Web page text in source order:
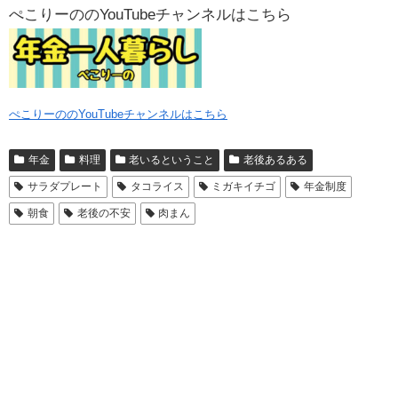
ぺこりーののYouTubeチャンネルはこちら
ぺこりーののYouTubeチャンネルはこちら
年金 料理 老いるということ 老後あるある
サラダプレート タコライス ミガキイチゴ 年金制度
朝食 老後の不安 肉まん